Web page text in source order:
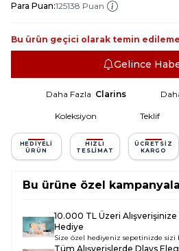
Para Puan:125138 Puan
Bu ürün geçici olarak temin
Gelince
Daha Fazla Clarins
Koleksiyon Teklif
HEDIYELI
ÜRÜN
HIZLI
TESLIMAT
ÜCRETSIZ
KARGO
Bu ürüne özel
10.000 TL Üzeri
Hediye
Size özel hediyeniz sepetinizde sizi
Tüm Alışverişlerde Dlays